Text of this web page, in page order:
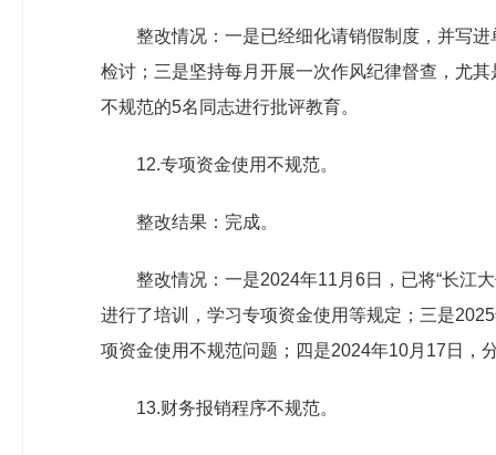
整改情况：一是已经细化请销假制度，并写
检讨；三是坚持每月开展一次作风纪律督查，尤
不规范的5名同志进行批评教育。
12.专项资金使用不规范。
整改结果：完成。
整改情况：一是2024年11月6日，已将“长江
进行了培训，学习专项资金使用等规定；三是
项资金使用不规范问题；四是2024年10月17日，
13.财务报销程序不规范。